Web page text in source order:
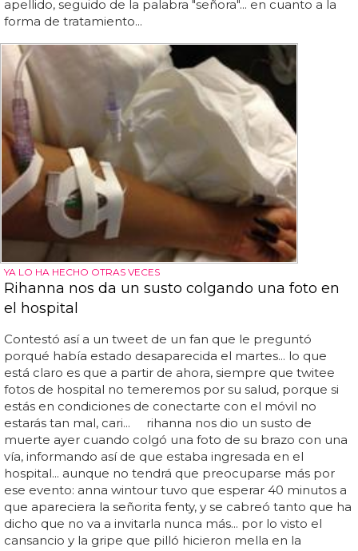
apellido, seguido de la palabra "señora"... en cuanto a la
forma de tratamiento...
YA LO HA HECHO OTRAS VECES
Rihanna nos da un susto colgando una foto en
el hospital
Contestó así a un tweet de un fan que le preguntó
porqué había estado desaparecida el martes... lo que
está claro es que a partir de ahora, siempre que twitee
fotos de hospital no temeremos por su salud, porque si
estás en condiciones de conectarte con el móvil no
estarás tan mal, cari... rihanna nos dio un susto de
muerte ayer cuando colgó una foto de su brazo con una
vía, informando así de que estaba ingresada en el
hospital... aunque no tendrá que preocuparse más por
ese evento: anna wintour tuvo que esperar 40 minutos a
que apareciera la señorita fenty, y se cabreó tanto que ha
dicho que no va a invitarla nunca más... por lo visto el
cansancio y la gripe que pilló hicieron mella en la